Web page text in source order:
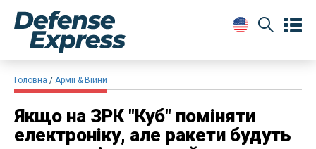
Головна Армії & Війни
Якщо на ЗРК "Куб" поміняти
електроніку, але ракети будуть